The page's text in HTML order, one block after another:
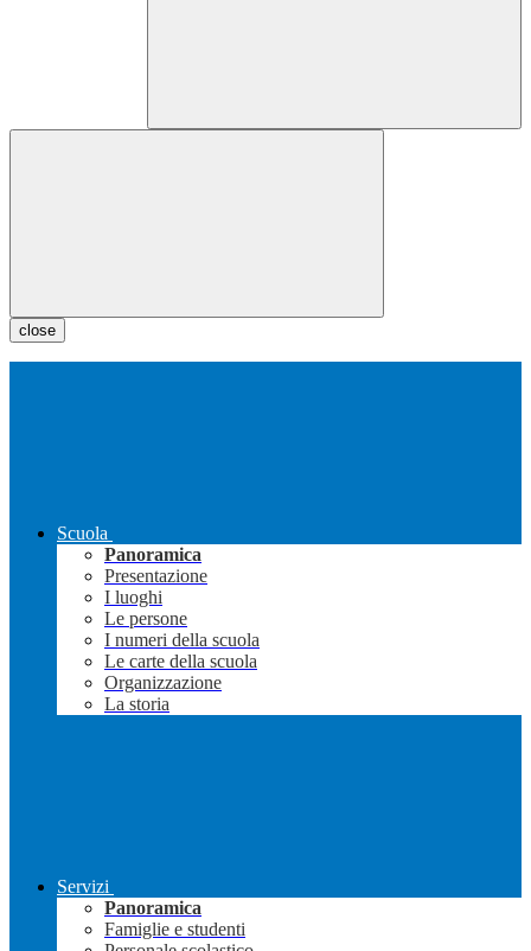
close
Scuola
Panoramica
Presentazione
I luoghi
Le persone
I numeri della scuola
Le carte della scuola
Organizzazione
La storia
Servizi
Panoramica
Famiglie e studenti